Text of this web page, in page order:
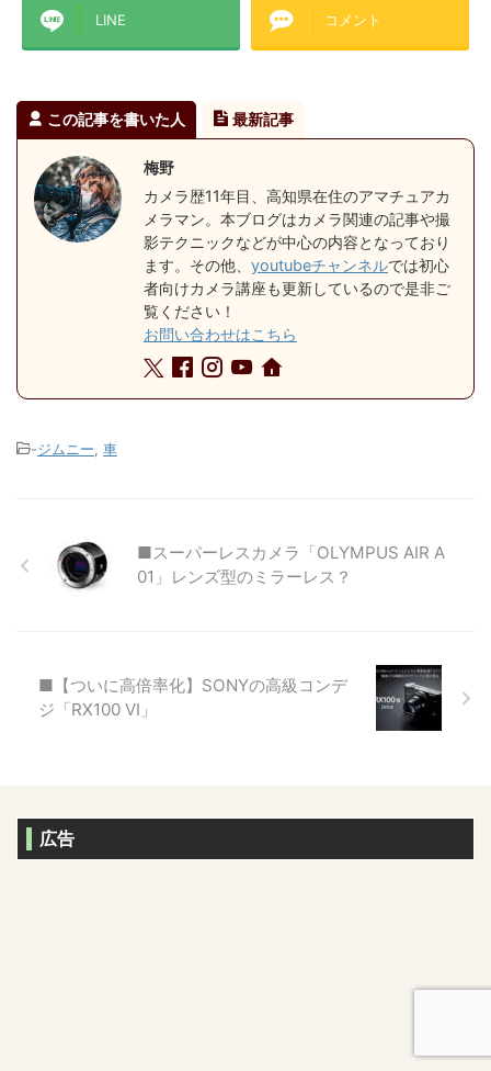
LINE コメント
この記事を書いた人 最新記事
梅野
カメラ歴11年目、高知県在住のアマチュアカ
メラマン。本ブログはカメラ関連の記事や撮
影テクニックなどが中心の内容となっており
ます。その他、 youtubeチャンネルでは初心
者向けカメラ講座も更新しているので是非ご
覧ください！
お問い合わせはこちら
-ジムニー, 車
■スーパーレスカメラ「OLYMPUS AIR A
01」レンズ型のミラーレス？
■【ついに高倍率化】SONYの高級コンデ
ジ「RX100 VI」
広告